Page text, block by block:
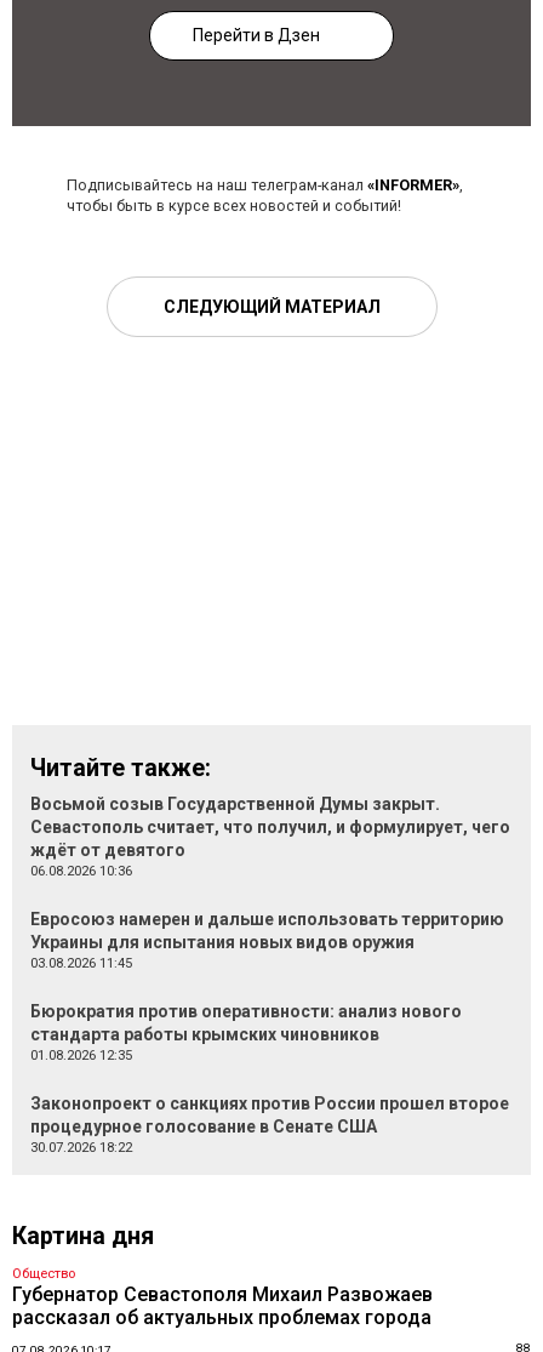
Перейти в Дзен
Подписывайтесь на наш телеграм-канал «INFORMER»,
чтобы быть в курсе всех новостей и событий!
СЛЕДУЮЩИЙ МАТЕРИАЛ
Читайте также:
Восьмой созыв Государственной Думы закрыт.
Севастополь считает, что получил, и формулирует, чего
ждёт от девятого
06.08.2026 10:36
Евросоюз намерен и дальше использовать территорию
Украины для испытания новых видов оружия
03.08.2026 11:45
Бюрократия против оперативности: анализ нового
стандарта работы крымских чиновников
01.08.2026 12:35
Законопроект о санкциях против России прошел второе
процедурное голосование в Сенате США
30.07.2026 18:22
Картина дня
Общество
Губернатор Севастополя Михаил Развожаев
рассказал об актуальных проблемах города
88